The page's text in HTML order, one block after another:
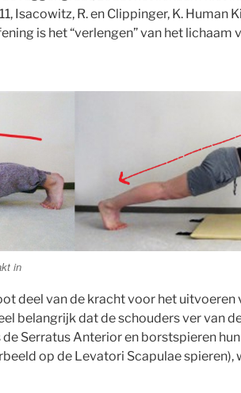
Isacowitz, R. en Clippinger, K. Human
is het “verlengen” van het lichaam
in
deel van de kracht voor het
belangrijk dat de schouders ver van
Serratus Anterior en borstspieren
op de Levatori Scapulae spieren),